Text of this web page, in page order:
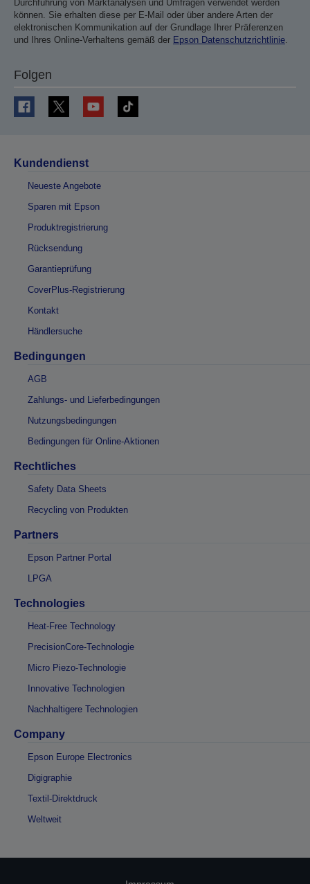
Durchführung von Marktanalysen und Umfragen verwendet werden
können. Sie erhalten diese per E-Mail oder über andere Arten der
elektronischen Kommunikation auf der Grundlage Ihrer Präferenzen
und Ihres Online-Verhaltens gemäß der Epson Datenschutzrichtlinie
Folgen
Kundendienst
Neueste Angebote
Sparen mit Epson
Produktregistrierung
Rücksendung
Garantieprüfung
CoverPlus-Registrierung
Kontakt
Händlersuche
Bedingungen
AGB
Zahlungs- und Lieferbedingungen
Nutzungsbedingungen
Bedingungen für Online-Aktionen
Rechtliches
Safety Data Sheets
Recycling von Produkten
Partners
Epson Partner Portal
LPGA
Technologies
Heat-Free Technology
PrecisionCore-Technologie
Micro Piezo-Technologie
Innovative Technologien
Nachhaltigere Technologien
Company
Epson Europe Electronics
Digigraphie
Textil-Direktdruck
Weltweit